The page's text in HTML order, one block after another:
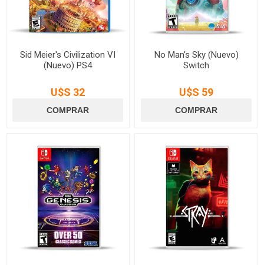
Sid Meier's Civilization VI
(Nuevo) PS4
U$S 32
No Man's Sky (Nuevo)
Switch
U$S 59